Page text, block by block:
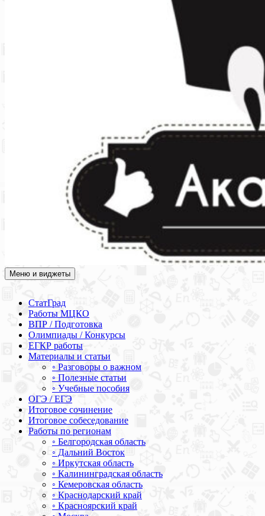
Академия СОВА
Подготовка к ЕГЭ, ОГЭ, ВПР, МЦКО, СтатГрад, КДР, ВОШ,
Меню и виджеты
СтатГрад
Работы МЦКО
ВПР / Подготовка
Олимпиады / Конкурсы
ЕГКР работы
Материалы и статьи
◦ Разговоры о важном
◦ Полезные статьи
◦ Учебные пособия
ОГЭ / ЕГЭ
Итоговое сочинение
Итоговое собеседование
Работы по регионам
◦ Белгородская область
◦ Дальний Восток
◦ Иркутская область
◦ Калининградская область
◦ Кемеровская область
◦ Краснодарский край
◦ Красноярский край